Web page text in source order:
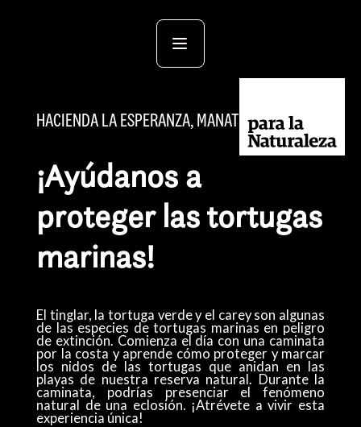
HACIENDA LA ESPERANZA, MANATÍ
¡Ayúdanos a
proteger las tortugas
marinas!
El tinglar, la tortuga verde y el carey son algunas
de las especies de tortugas marinas en peligro
de extinción. Comienza el día con una caminata
por la costa y aprende cómo proteger y marcar
los nidos de las tortugas que anidan en las
playas de nuestra reserva natural. Durante la
caminata, podrías presenciar el fenómeno
natural de una eclosión. ¡Atrévete a vivir esta
experiencia única!